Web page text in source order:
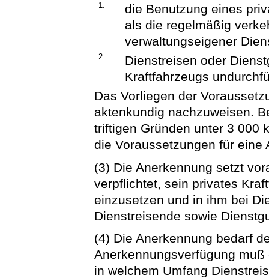
1.
die Benutzung eines
als die regelmäßig
verwaltungseigener
2.
Dienstreisen oder
Kraftfahrzeugs
Das Vorliegen der
aktenkundig nachzuweisen.
triftigen Gründen unter 3 000
die Voraussetzungen für eine
(3) Die Anerkennung setzt
verpflichtet, sein privates
einzusetzen und in ihm bei
Dienstreisende sowie
(4) Die Anerkennung bedarf
Anerkennungsverfügung
in welchem Umfang